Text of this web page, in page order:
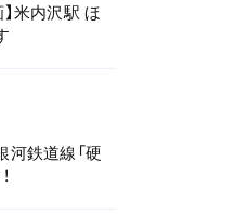
米内沢駅 ほ
鉄道線「硬